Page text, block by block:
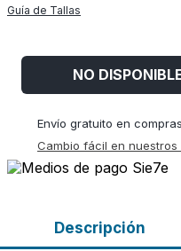
Guía de Tallas
NO
Envío gratuito en
Cambio fácil en
Descripción